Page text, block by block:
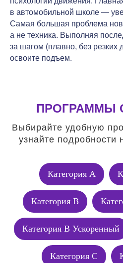
в автомобильной школе —
Самая большая проблема
а не техника. Выполняя
за шагом (плавно, без
освоите подъем.
ПРОГРАММЫ
Выбирайте удобную
узнайте подробности
Категория А
Категория В
Категория В Ускоренный
Категория C